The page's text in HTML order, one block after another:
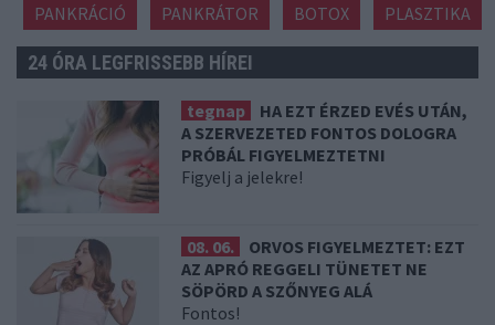
PANKRÁCIÓ PANKRÁTOR BOTOX PLASZTIKA
24 ÓRA LEGFRISSEBB HÍREI
tegnap
HA EZT ÉRZED EVÉS UTÁN,
A SZERVEZETED FONTOS DOLOGRA
PRÓBÁL FIGYELMEZTETNI
Figyelj a jelekre!
08. 06.
ORVOS FIGYELMEZTET: EZT
AZ APRÓ REGGELI TÜNETET NE
SÖPÖRD A SZŐNYEG ALÁ
Fontos!